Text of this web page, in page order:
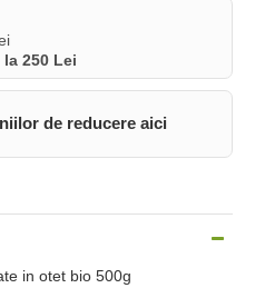
250 Lei
de reducere aici
in otet bio 500g